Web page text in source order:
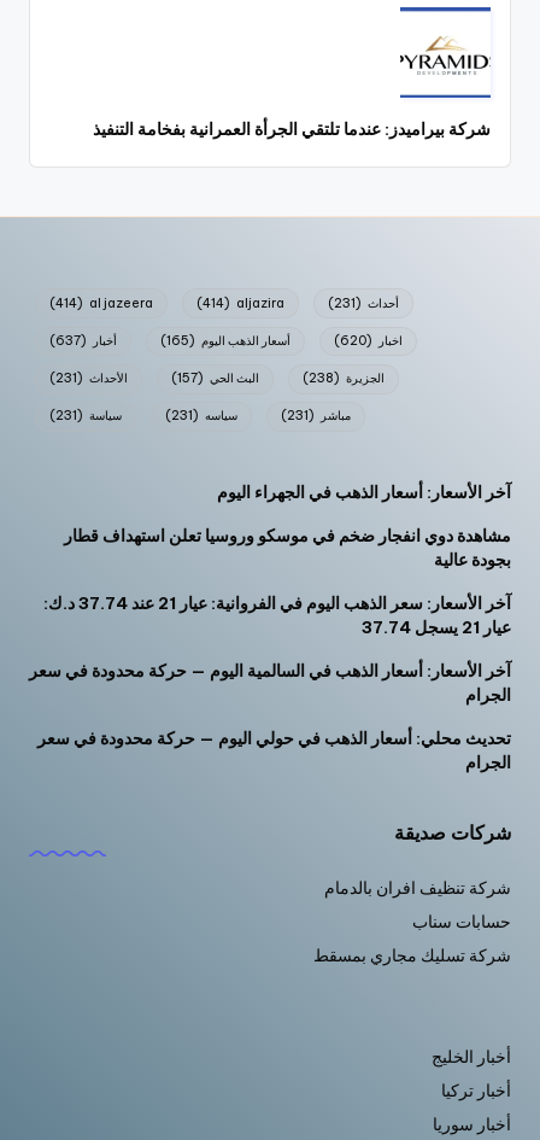
شركة بيراميدز: عندما تلتقي الجرأة العمرانية بفخامة التنفيذ
al jazeera
(414) aljazira
(414) أحداث (231)
أخبار (637) أسعار الذهب اليوم (165) اخبار (620)
الأحداث (231) البث الحي (157) الجزيرة (238)
سياسة (231) سياسه (231) مباشر (231)
آخر الأسعار: أسعار الذهب في الجهراء اليوم
مشاهدة دوي انفجار ضخم في موسكو وروسيا تعلن استهداف قطار
بجودة عالية
آخر الأسعار: سعر الذهب اليوم في الفروانية: عيار 21 عند 37.74 د.ك:
عيار 21 يسجل 37.74
آخر الأسعار: أسعار الذهب في السالمية اليوم — حركة محدودة في سعر
الجرام
تحديث محلي: أسعار الذهب في حولي اليوم — حركة محدودة في سعر
الجرام
شركات صديقة
شركة تنظيف افران بالدمام
حسابات سناب
شركة تسليك مجاري بمسقط
أخبار الخليج
أخبار تركيا
أخبار سوريا